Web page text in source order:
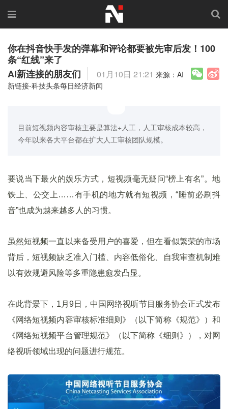
你在抖音快手发的弹幕和评论都要被先审后发！100
条“红线”来了
AI新连接的朋友们
01月10日 21:21 来源：AI
新链接-科技头条每日经济新闻
目前短视频内容审核主要是算法+人工，人工审核成本较高，
今年以来各大平台都在扩大人工审核团队规模。
要说当下最火的娱乐方式，短视频毫无疑问“榜上有名”。地
铁上、公交上……有手机的地方就有短视频，“睡前必刷抖
音”也成为越来越多人的习惯。
虽然短视频一直以来备受用户的喜爱，但在看似繁荣的市场
背后，短视频缺乏准入门槛、内容低俗化、自我审查机制难
以有效规避风险等多重隐患愈发凸显。
在此背景下，1月9日，中国网络视听节目服务协会正式发布
《网络短视频内容审核标准细则》（以下简称《规范》）和
《网络短视频平台管理规范》（以下简称《细则》），对网
络视听领域出现的问题进行规范。